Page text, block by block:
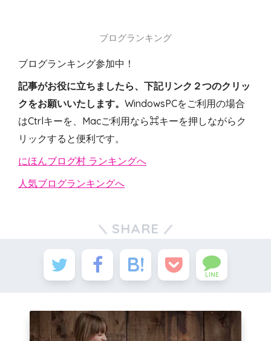
ブログランキング
ブログランキング参加中！
記事がお役に立ちましたら、下記リンク２つのクリッ
クをお願いいたします。 WindowsPCをご利用の場合
はCtrlキーを、Macご利用なら⌘キーを押しながらク
リックすると便利です。
にほんブログ村 ランキングへ
人気ブログランキングへ
SHARE
LINE